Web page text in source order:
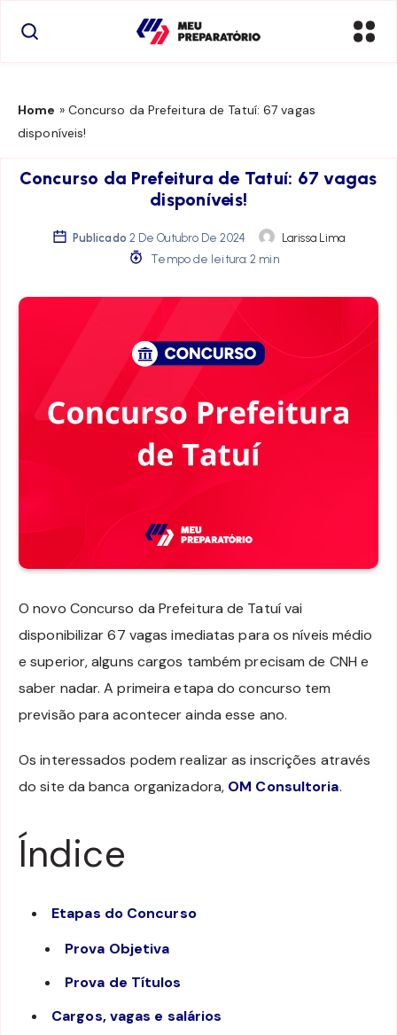
Home » Concurso da Prefeitura de Tatuí: 67 vagas
disponíveis!
Concurso da Prefeitura de Tatuí: 67 vagas
disponíveis!
Publicado 2 De Outubro De 2024
Larissa Lima
Tempo de leitura: 2 min
O novo Concurso da Prefeitura de Tatuí vai
disponibilizar 67 vagas imediatas para os níveis médio
e superior, alguns cargos também precisam de CNH e
saber nadar. A primeira etapa do concurso tem
previsão para acontecer ainda esse ano.
Os interessados podem realizar as inscrições através
do site da banca organizadora, OM Consultoria.
Índice
Etapas do Concurso
Prova Objetiva
Prova de Títulos
Cargos, vagas e salários